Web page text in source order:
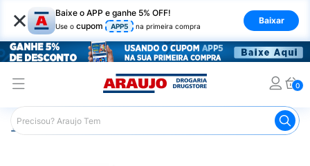
× Baixe o APP e ganhe 5% OFF!
Use o cupom APP5 na primeira compra
Baixar
0
Araujo Cabelo Escovas e